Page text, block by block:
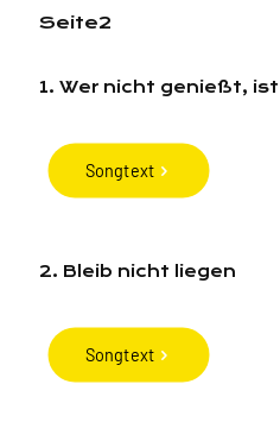
Seite2
1. Wer nicht genießt,
Songtext
2. Bleib nicht liegen
Songtext